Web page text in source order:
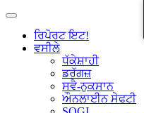
ਰਿਪੋਰਟ ਇਟ!
ਵਸੀਲੇ
ਧੱਕੇਸ਼ਾਹੀ
ਡਰੱਗਜ਼
ਸਵੈ-ਨੁਕਸਾਨ
ਔਨਲਾਈਨ ਸੇਫਟੀ